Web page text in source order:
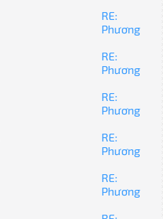
RE:
Phương
RE:
Phương
RE:
Phương
RE:
Phương
RE:
Phương